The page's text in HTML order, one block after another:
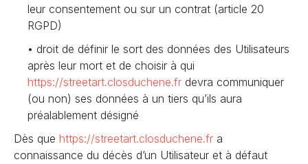
leur consentement ou sur un contrat (article 20
RGPD)
droit de définir le sort des données des Utilisateurs
après leur mort et de choisir à qui
https://streetart.closduchene.fr devra communiquer
(ou non) ses données à un tiers qu’ils aura
préalablement désigné
Dès que https://streetart.closduchene.fr a
connaissance du décès d’un Utilisateur et à défaut